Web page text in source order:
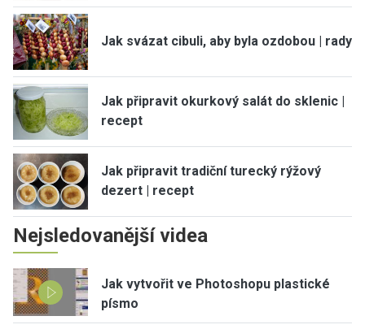
Jak svázat cibuli, aby byla ozdobou | rady
Jak připravit okurkový salát do sklenic |
recept
Jak připravit tradiční turecký rýžový
dezert | recept
Nejsledovanější videa
Jak vytvořit ve Photoshopu plastické
písmo